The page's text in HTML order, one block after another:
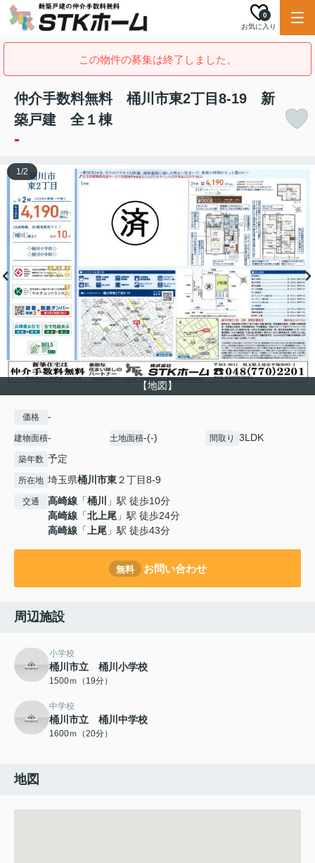
お気に入り
0
この物件の募集は終了しました。
仲介手数料無料 桶川市東2丁目8-19 新
築戸建 全１棟
-
【地図】
1/2
価格 -
建物面積- 土地面積-(-) 間取り 3LDK
築年数 予定
所在地 埼玉県桶川市東２丁目8-9
交通 高崎線 「桶川
」駅 徒歩10分
高崎線 「北上尾 」駅 徒歩24分
高崎線 「上尾 」駅 徒歩43分
無料 お問い合わせ
周辺施設
小学校
桶川市立 桶川小学校
1500ｍ（19分）
中学校
桶川市立 桶川中学校
1600ｍ（20分）
地図